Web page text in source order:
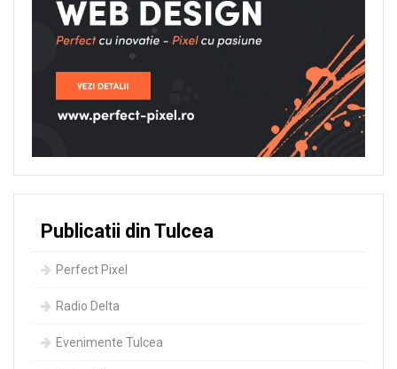
Publicatii din Tulcea
Perfect Pixel
Radio Delta
Evenimente Tulcea